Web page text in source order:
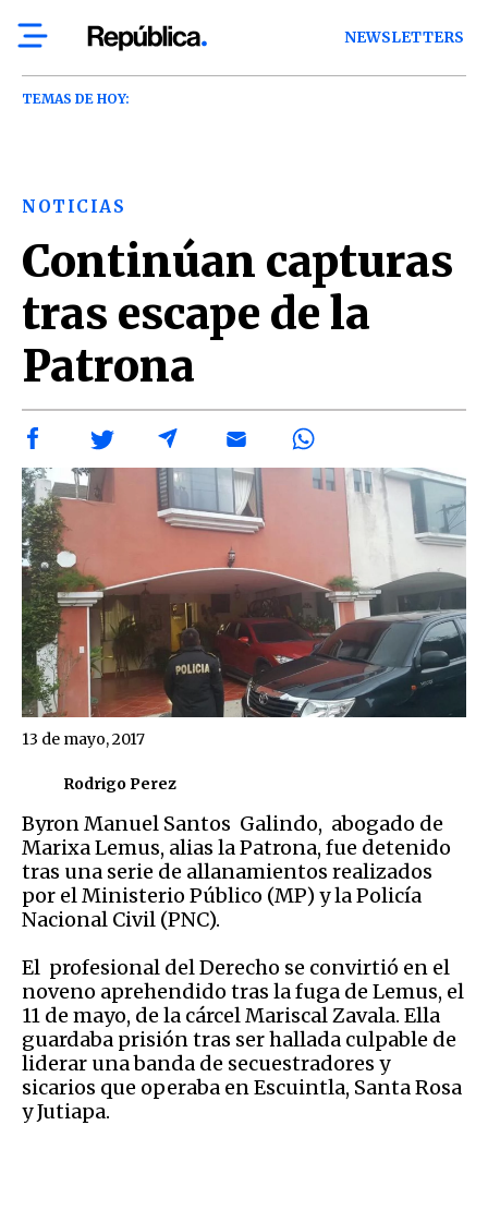
NEWSLETTERS
TEMAS DE HOY:
NOTICIAS
Continúan capturas
tras escape de la
Patrona
Rodrigo Perez
13 de mayo, 2017
Byron Manuel Santos Galindo, abogado de
Marixa Lemus, alias la Patrona, fue detenido
tras una serie de allanamientos realizados
por el Ministerio Público (MP) y la Policía
Nacional Civil (PNC).
El profesional del Derecho se convirtió en el
noveno aprehendido tras la fuga de Lemus, el
11 de mayo, de la cárcel Mariscal Zavala. Ella
guardaba prisión tras ser hallada culpable de
liderar una banda de secuestradores y
sicarios que operaba en Escuintla, Santa Rosa
y Jutiapa.